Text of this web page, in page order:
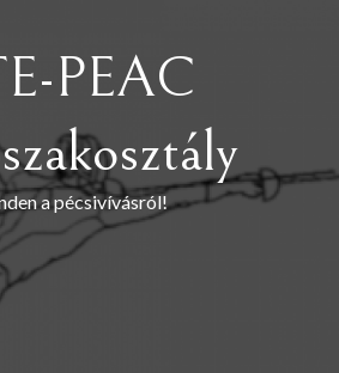
PEAC
a pécsivívásról!